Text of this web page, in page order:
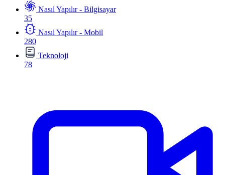
Nasıl Yapılır - Bilgisayar
35
Nasıl Yapılır - Mobil
280
Teknoloji
78